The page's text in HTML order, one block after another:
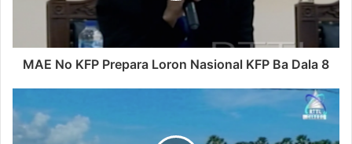
MAE No KFP Prepara Loron Nasional KFP Ba Dala 8